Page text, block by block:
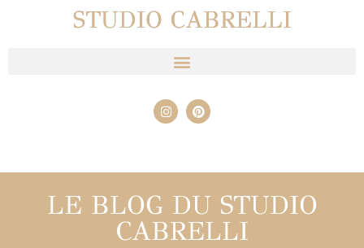
STUDIO CABRELLI
LE BLOG DU STUDIO
CABRELLI